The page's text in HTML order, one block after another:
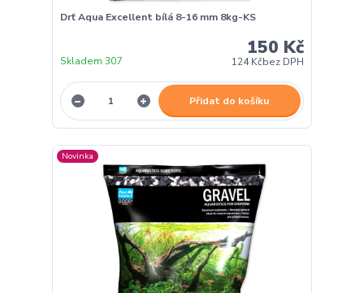
Drť Aqua Excellent bílá 8-16 mm 8kg-KS
150 Kč
124 Kčbez DPH
Skladem 307
Přidat do košíku
Novinka